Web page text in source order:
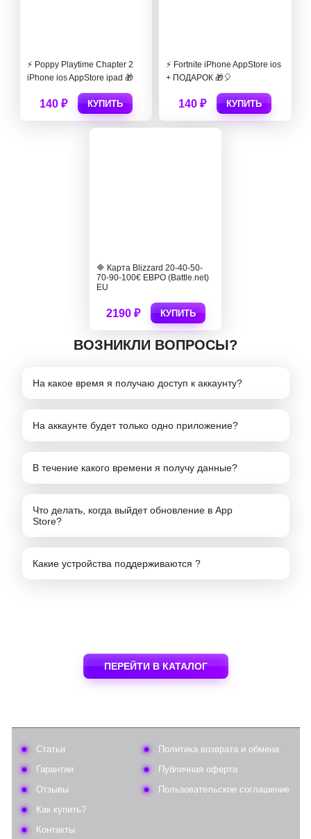
⚡️ Poppy Playtime Chapter 2
iPhone ios AppStore ipad 🎁
140 ₽ КУПИТЬ
⚡️ Fortnite iPhone AppStore ios
+ ПОДАРОК 🎁🎈
140 ₽ КУПИТЬ
🔷 Карта Blizzard 20-40-50-
70-90-100€ ЕВРО (Battle.net)
EU
2190 ₽ КУПИТЬ
ВОЗНИКЛИ ВОПРОСЫ?
На какое время я получаю доступ к аккаунту?
На аккаунте будет только одно приложение?
В течение какого времени я получу данные?
Что делать, когда выйдет обновление в App
Store?
Какие устройства поддерживаются ?
ПЕРЕЙТИ В КАТАЛОГ
Статьи
Гарантии
Отзывы
Как купить?
Контакты
Политика возврата и обмена
Публичная оферта
Пользовательское соглашение